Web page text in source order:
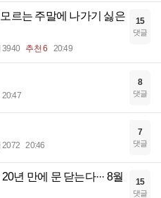
르는 주말에 나가기 싫은
3940 추천 6 20:49
15
댓글
20:47
8
댓글
2072 20:46
7
댓글
년 만에 문 닫는다··· 8월
15
댓글